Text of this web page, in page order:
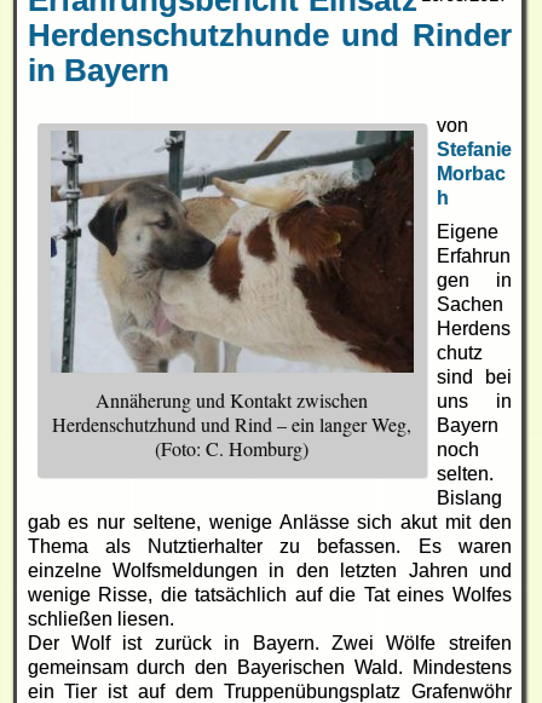
Herdenschutzhunde und Rinder
in Bayern
Annäherung und Kontakt zwischen
Herdenschutzhund und Rind – ein langer Weg,
(Foto: C. Homburg)
von
Stefanie
Morbac
h
Eigene
Erfahrun
gen in
Sachen
Herdens
chutz
sind bei
uns in
Bayern
noch
selten.
Bislang
gab es nur seltene, wenige Anlässe sich akut mit den
Thema als Nutztierhalter zu befassen. Es waren
einzelne Wolfsmeldungen in den letzten Jahren und
wenige Risse, die tatsächlich auf die Tat eines Wolfes
schließen liesen.
Der Wolf ist zurück in Bayern. Zwei Wölfe streifen
gemeinsam durch den Bayerischen Wald. Mindestens
ein Tier ist auf dem Truppenübungsplatz Grafenwöhr